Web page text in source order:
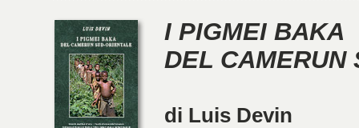
I PIGMEI BAKA
DEL CAMERUN
di Luis Devin